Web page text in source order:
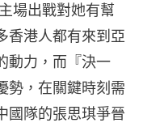
場出戰對她有幫
香港人都有來到亞
動力，而『決一
勢，在關鍵時刻需
國隊的張思琪爭晉